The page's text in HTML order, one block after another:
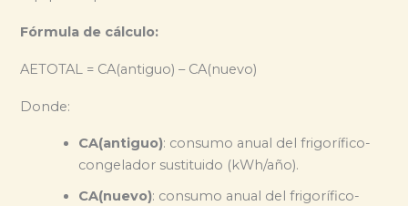
Fórmula de cálculo:
AETOTAL = CA(antiguo) – CA(nuevo)
Donde:
CA(antiguo): consumo anual del frigorífico-
congelador sustituido (kWh/año).
CA(nuevo): consumo anual del frigorífico-